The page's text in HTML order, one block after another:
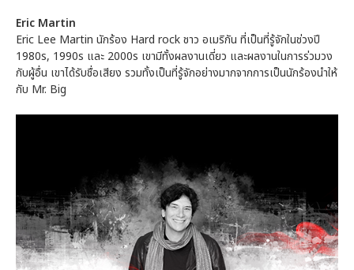
Eric Martin
Eric Lee Martin นักร้อง Hard rock ชาว อเมริกัน ที่เป็นที่รู้จักในช่วงปี
1980s, 1990s และ 2000s เขามีทั้งผลงานเดี่ยว และผลงานในการร่วมวง
กับผู้อื่น เขาได้รับชื่อเสียง รวมทั้งเป็นที่รู้จักอย่างมากจากการเป็นนักร้องนำให้
กับ Mr. Big